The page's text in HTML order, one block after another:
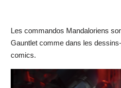
Les commandos Mandaloriens
Gauntlet comme dans les
comics.